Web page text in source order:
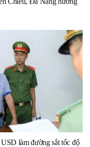
làm đường sắt tốc độ